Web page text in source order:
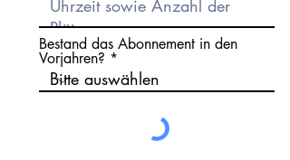
Bestand das Abonnement in den
Vorjahren?